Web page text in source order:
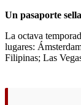
Un pasaporte
La octava
lugares:
Filipinas; Las